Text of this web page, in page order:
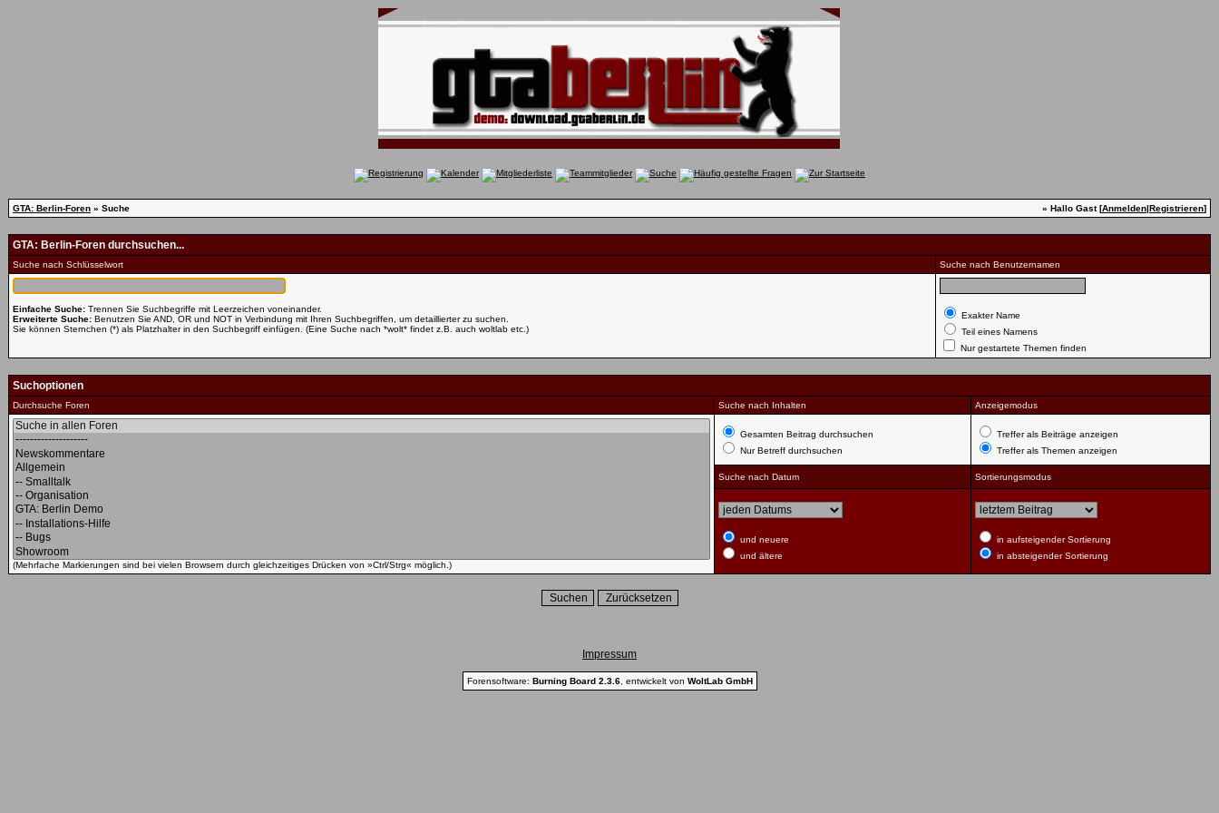
GTA: Berlin-Foren » Suche » Hallo Gast [Anmelden|Registrieren]
GTA: Berlin-Foren durchsuchen...
Suche nach Schlüsselwort Suche nach Benutzernamen
Einfache Suche: Trennen Sie Suchbegriffe mit Leerzeichen voneinander.
Erweiterte Suche: Benutzen Sie AND, OR und NOT in Verbindung mit Ihren Suchbegriffen, um detaillierter zu suchen.
Sie können Sternchen (*) als Platzhalter in den Suchbegriff einfügen. (Eine Suche nach *wolt* findet z.B. auch woltlab etc.)
Exakter Name
Teil eines Namens
Nur gestartete Themen finden
Suchoptionen
Durchsuche Foren Suche nach Inhalten Anzeigemodus
(Mehrfache Markierungen sind bei vielen Browsern durch gleichzeitiges Drücken von »Ctrl/Strg« möglich.)
Gesamten Beitrag durchsuchen
Nur Betreff durchsuchen
Treffer als Beiträge anzeigen
Treffer als Themen anzeigen
Suche nach Datum Sortierungsmodus
und neuere
und ältere
in aufsteigender Sortierung
in absteigender Sortierung
Impressum
Forensoftware: Burning Board 2.3.6, entwickelt von WoltLab GmbH